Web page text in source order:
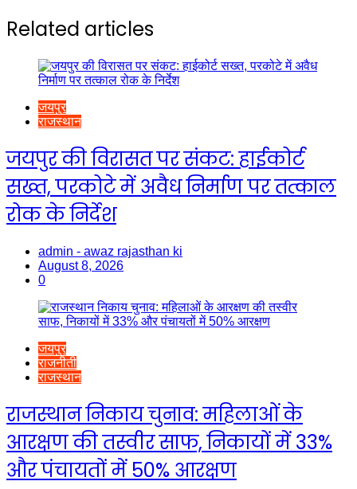
Related articles
जयपुर
राजस्थान
जयपुर की विरासत पर संकट: हाईकोर्ट
सख्त, परकोटे में अवैध निर्माण पर तत्काल
रोक के निर्देश
admin - awaz rajasthan ki
August 8, 2026
0
जयपुर
राजनीती
राजस्थान
राजस्थान निकाय चुनाव: महिलाओं के
आरक्षण की तस्वीर साफ, निकायों में 33%
और पंचायतों में 50% आरक्षण